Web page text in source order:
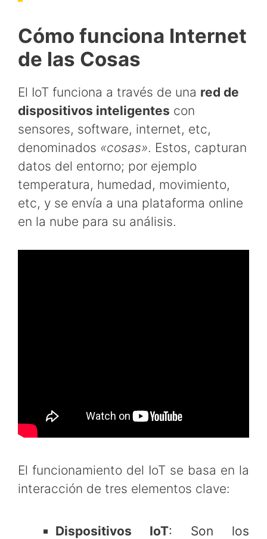
Cómo funciona Internet
de las Cosas
El IoT funciona a través de una red de
dispositivos inteligentes con
sensores, software, internet, etc,
denominados «cosas». Estos, capturan
datos del entorno; por ejemplo
temperatura, humedad, movimiento,
etc, y se envía a una plataforma online
en la nube para su análisis.
El funcionamiento del IoT se basa en la
interacción de tres elementos clave:
Dispositivos IoT: Son los